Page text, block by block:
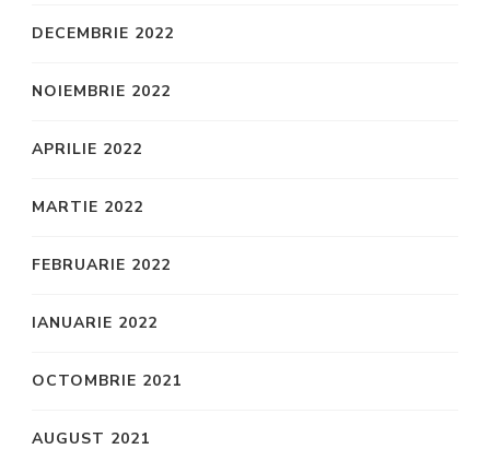
DECEMBRIE 2022
NOIEMBRIE 2022
APRILIE 2022
MARTIE 2022
FEBRUARIE 2022
IANUARIE 2022
OCTOMBRIE 2021
AUGUST 2021